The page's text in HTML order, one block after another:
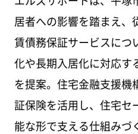
居者への影響を踏まえ、
賃債務保証サービスにつ
化や長期入居化に対応す
を提案。住宅金融支援機
証保険を活用し、住宅セ
能な形で支える仕組みづ